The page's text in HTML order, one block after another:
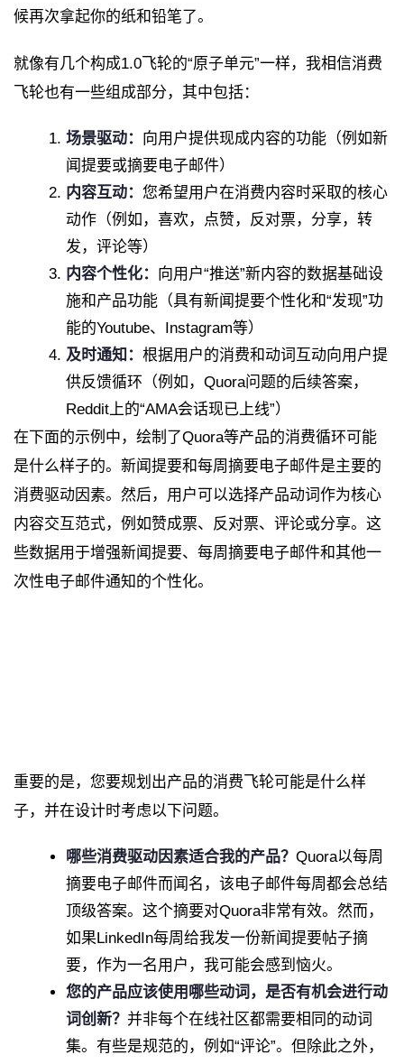
候再次拿起你的纸和铅笔了。
就像有几个构成1.0飞轮的“原子单元”一样，我相信消费
飞轮也有一些组成部分，其中包括：
场景驱动： 向用户提供现成内容的功能（例如新
闻提要或摘要电子邮件）
内容互动： 您希望用户在消费内容时采取的核心
动作（例如，喜欢，点赞，反对票，分享，转
发，评论等）
内容个性化： 向用户“推送”新内容的数据基础设
施和产品功能（具有新闻提要个性化和“发现”功
能的Youtube、Instagram等）
及时通知： 根据用户的消费和动词互动向用户提
供反馈循环（例如，Quora问题的后续答案，
Reddit上的“AMA会话现已上线”）
在下面的示例中，绘制了Quora等产品的消费循环可能
是什么样子的。新闻提要和每周摘要电子邮件是主要的
消费驱动因素。然后，用户可以选择产品动词作为核心
内容交互范式，例如赞成票、反对票、评论或分享。这
些数据用于增强新闻提要、每周摘要电子邮件和其他一
次性电子邮件通知的个性化。
重要的是，您要规划出产品的消费飞轮可能是什么样
子，并在设计时考虑以下问题。
哪些消费驱动因素适合我的产品？ Quora以每周
摘要电子邮件而闻名，该电子邮件每周都会总结
顶级答案。这个摘要对Quora非常有效。然而，
如果LinkedIn每周给我发一份新闻提要帖子摘
要，作为一名用户，我可能会感到恼火。
您的产品应该使用哪些动词，是否有机会进行动
词创新？ 并非每个在线社区都需要相同的动词
集。有些是规范的，例如“评论”。但除此之外，